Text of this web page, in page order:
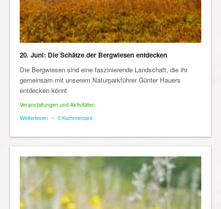
20. Juni: Die Schätze der Bergwiesen entdecken
Die Bergwiesen sind eine faszinierende Landschaft, die ihr
gemeinsam mit unserem Naturparkführer Günter Hauers
entdecken könnt
Veranstaltungen und Aktivitäten
Weiterlesen • 0 Kommentare